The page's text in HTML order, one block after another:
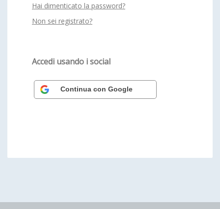
Hai dimenticato la password?
Non sei registrato?
Accedi usando i social
Continua con Google